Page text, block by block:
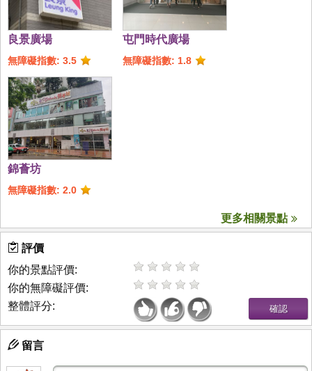
良景廣場
無障礙指數: 3.5
屯門時代廣場
無障礙指數: 1.8
錦薈坊
無障礙指數: 2.0
更多相關景點
評價
你的景點評價:
你的無障礙評價:
整體評分:
留言